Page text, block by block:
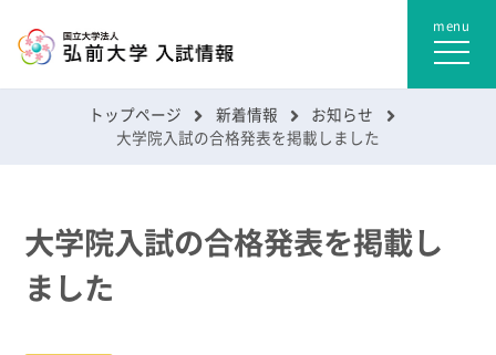
トップページ 新着情報
お知らせ
大学院入試の合格発表を掲載しました
大学院入試の合格発表を掲載し
ました